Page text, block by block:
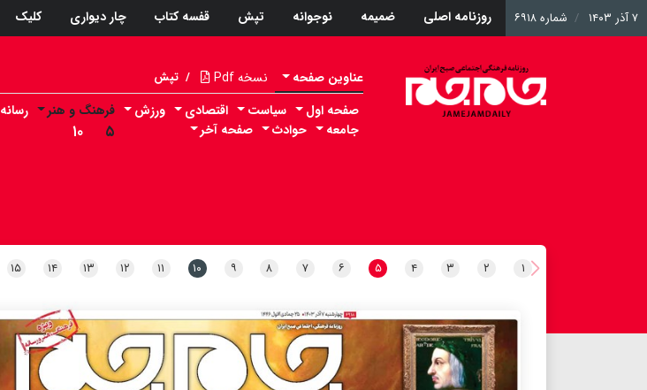
۷ آذر ۱۴۰۳ شماره ۶۹۱۸ روزنامه اصلی ضمیمه نوجوانه تپش قفسه کتاب چار دیواری کلیک
عناوین صفحه نسخه Pdf / تپش
صفحه اول سیاست اقتصادی ورزش فرهنگ و هنر
۵ ۱۰
رسانه
جامعه
حوادث صفحه آخر
۱ ۲ ۳ ۴ ۵ ۶ ۷ ۸ ۹ ۱۰ ۱۱ ۱۲ ۱۳ ۱۴ ۱۵